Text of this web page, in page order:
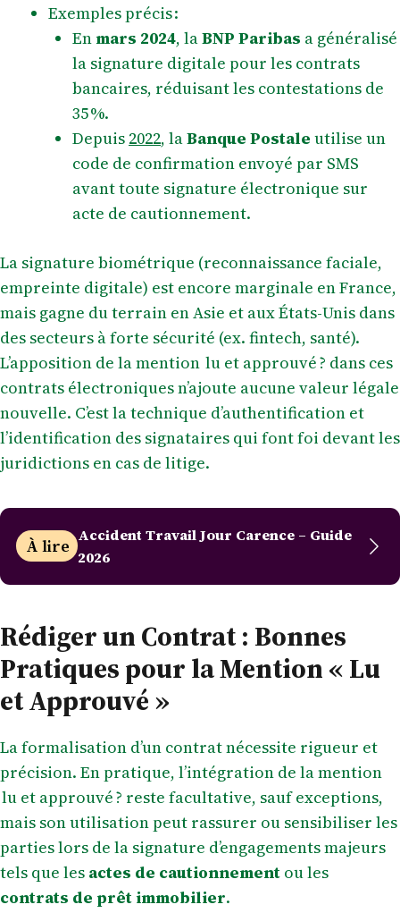
Exemples précis :
Enmars 2024, laBNP Paribas a généralisé
la signature digitale pour les contrats
bancaires, réduisant les contestations de
35 %.
Depuis 2022, laBanque Postale utilise un
code de confirmation envoyé par SMS
avant toute signature électronique sur
acte de cautionnement.
La signature biométrique (reconnaissance faciale,
empreinte digitale) est encore marginale en France,
mais gagne du terrain en Asie et aux États-Unis dans
des secteurs à forte sécurité (ex. fintech, santé).
L’apposition de la mention lu et approuvé ? dans ces
contrats électroniques n’ajoute aucune valeur légale
nouvelle. C’est la technique d’authentification et
l’identification des signataires qui font foi devant les
juridictions en cas de litige.
À lire Accident Travail Jour Carence – Guide
2026
Rédiger un Contrat : Bonnes
Pratiques pour la Mention « Lu
et Approuvé »
La formalisation d’un contrat nécessite rigueur et
précision. En pratique, l’intégration de la mention
lu et approuvé ? reste facultative, sauf exceptions,
mais son utilisation peut rassurer ou sensibiliser les
parties lors de la signature d’engagements majeurs
tels que les actes de cautionnement ou les
contrats de prêt immobilier.